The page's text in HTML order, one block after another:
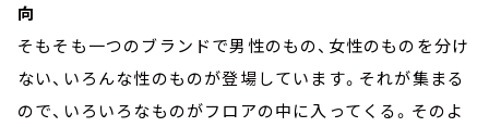
向
そもそも一つのブランドで男性のもの、女性のものを分け
ない、いろんな性のものが登場しています。それが集まる
ので、いろいろなものがフロアの中に入ってくる。そのよ